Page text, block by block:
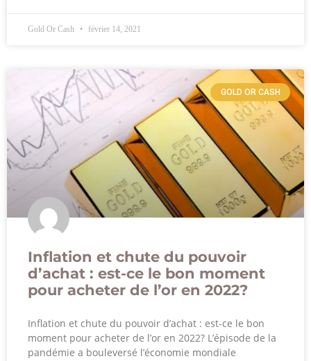
Gold Or Cash février 14, 2021
GOLD OR CASH
Inflation et chute du pouvoir
d’achat : est-ce le bon moment
pour acheter de l’or en 2022?
Inflation et chute du pouvoir d’achat : est-ce le bon
moment pour acheter de l’or en 2022? L’épisode de la
pandémie a bouleversé l’économie mondiale